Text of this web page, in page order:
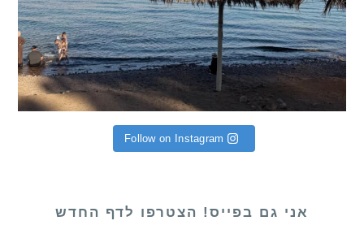
Follow on Instagram
אני גם בפייס! הצטרפו לדף החדש